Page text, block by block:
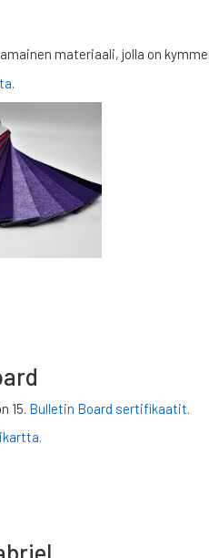
materiaali, jolla on
15. Bulletin Board sertifikaatit.